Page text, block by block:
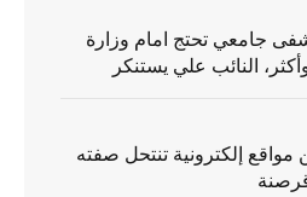
جامعي تحتج امام وزارة
النائب علي يستنكر
مواقع إلكترونية تنتحل صفته